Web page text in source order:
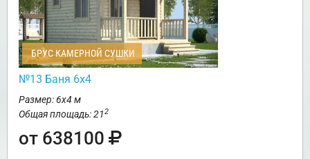
БРУС КАМЕРНОЙ СУШКИ
№13 Баня 6х4
Размер: 6х4 м
Общая площадь: 212
от 638100